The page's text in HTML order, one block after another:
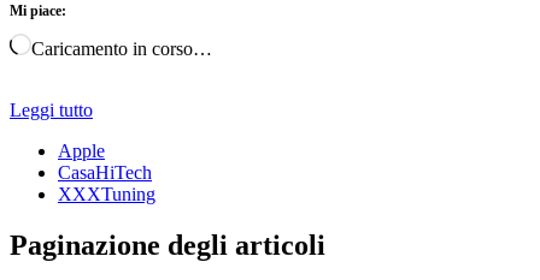
Mi piace:
Caricamento in corso…
Leggi tutto
Apple
CasaHiTech
XXXTuning
Paginazione degli articoli